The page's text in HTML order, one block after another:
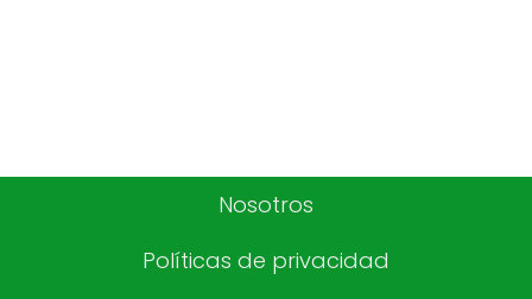
Nosotros
Políticas de privacidad